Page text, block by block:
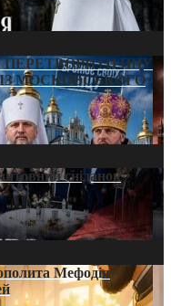
ПЦУ
МОСКОВСЬКОГО
сніданок
Мефодія